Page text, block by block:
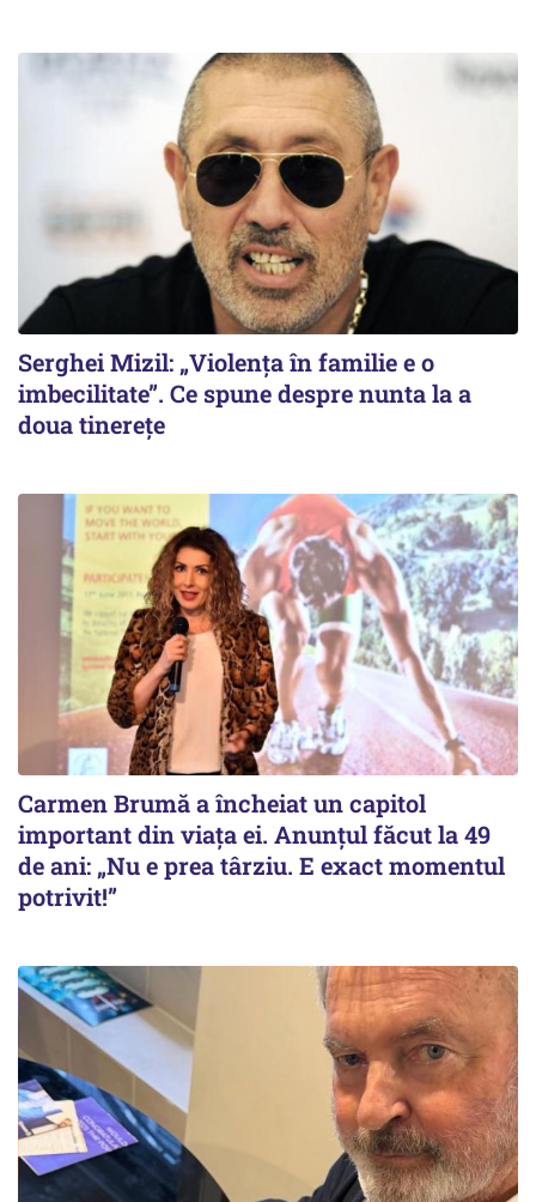
Serghei Mizil: „Violența în familie e o
imbecilitate”. Ce spune despre nunta la a
doua tinerețe
Carmen Brumă a încheiat un capitol
important din viața ei. Anunțul făcut la 49
de ani: „Nu e prea târziu. E exact momentul
potrivit!”